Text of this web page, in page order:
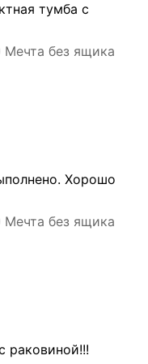
тумба с
без ящика
Хорошо
без ящика
раковиной!!!